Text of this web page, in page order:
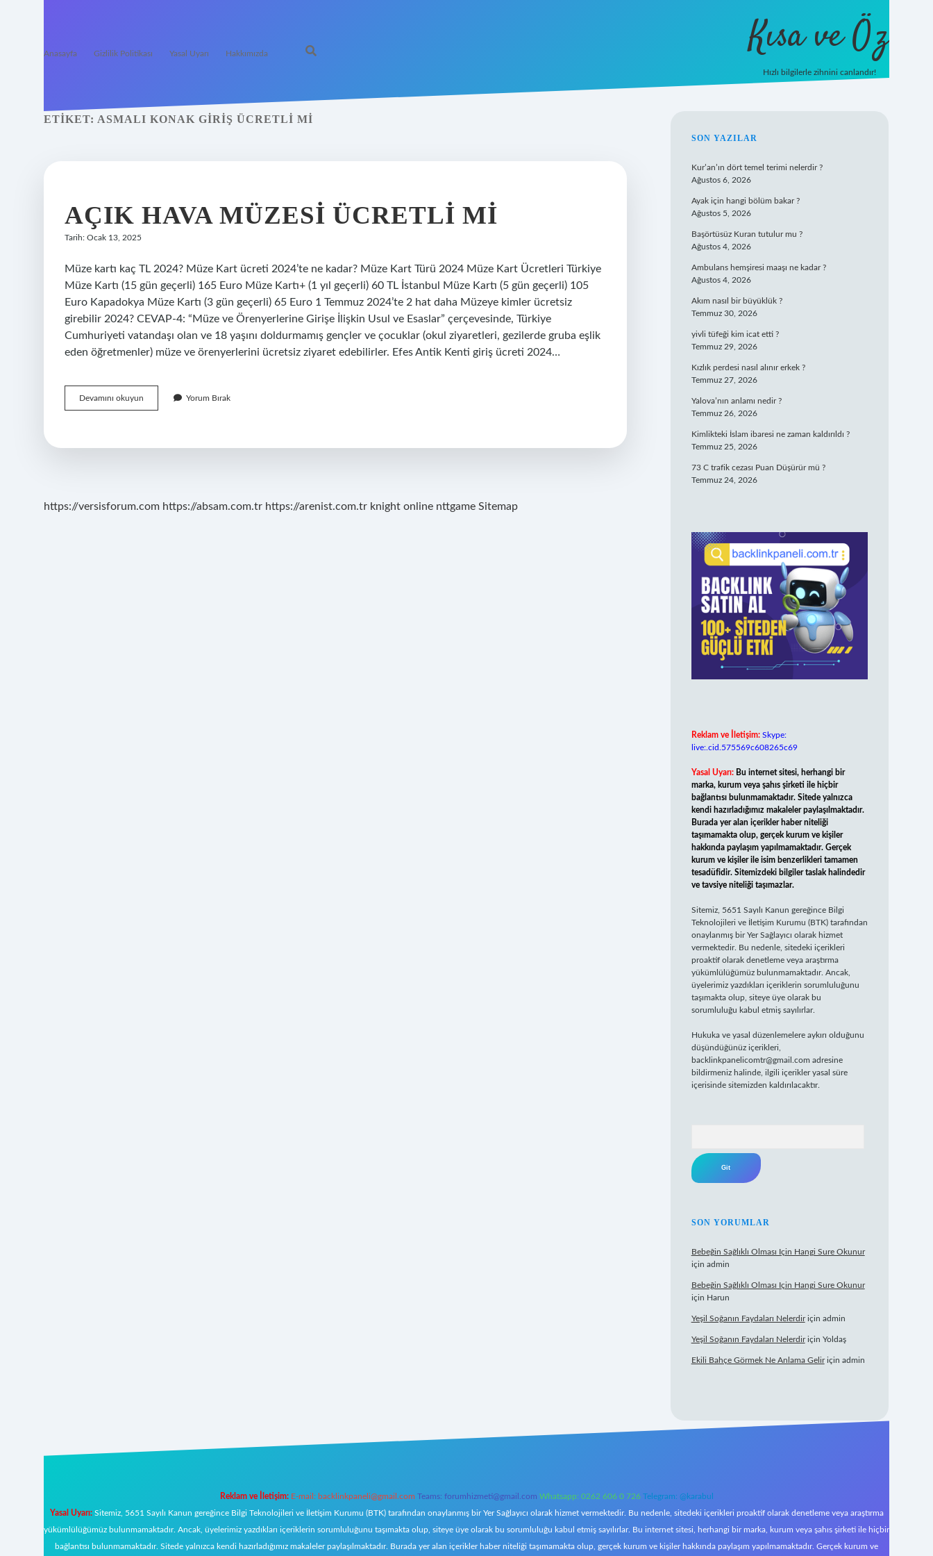
Anasayfa Gizlilik Politikası Yasal Uyarı Hakkımızda Kısa ve Öz
Hızlı bilgilerle zihnini canlandır!
ETIKET: ASMALI KONAK GIRIŞ ÜCRETLI MI
AÇIK HAVA MÜZESI ÜCRETLI MI
Tarih: Ocak 13, 2025
Müze kartı kaç TL 2024? Müze Kart ücreti 2024’te ne kadar? Müze Kart Türü 2024 Müze Kart Ücretleri Türkiye
Müze Kartı (15 gün geçerli) 165 Euro Müze Kartı+ (1 yıl geçerli) 60 TL İstanbul Müze Kartı (5 gün geçerli) 105
Euro Kapadokya Müze Kartı (3 gün geçerli) 65 Euro 1 Temmuz 2024’te 2 hat daha Müzeye kimler ücretsiz
girebilir 2024? CEVAP-4: “Müze ve Örenyerlerine Girişe İlişkin Usul ve Esaslar” çerçevesinde, Türkiye
Cumhuriyeti vatandaşı olan ve 18 yaşını doldurmamış gençler ve çocuklar (okul ziyaretleri, gezilerde gruba eşlik
eden öğretmenler) müze ve örenyerlerini ücretsiz ziyaret edebilirler. Efes Antik Kenti giriş ücreti 2024…
Devamını okuyun
Hava
Mi
Yorum Bırak
https://versisforum.com https://absam.com.tr https://arenist.com.tr knight online nttgame Sitemap
SIDEBAR
SON YAZILAR
Kur’an’ın dört temel terimi nelerdir ?
Ağustos 6, 2026
Ayak için hangi bölüm bakar ?
Ağustos 5, 2026
Başörtüsüz Kuran tutulur mu ?
Ağustos 4, 2026
Ambulans hemşiresi maaşı ne kadar ?
Ağustos 4, 2026
Akım nasıl bir büyüklük ?
Temmuz 30, 2026
yivli tüfeği kim icat etti ?
Temmuz 29, 2026
Kızlık perdesi nasıl alınır erkek ?
Temmuz 27, 2026
Yalova’nın anlamı nedir ?
Temmuz 26, 2026
Kimlikteki İslam ibaresi ne zaman kaldırıldı ?
Temmuz 25, 2026
73 C trafik cezası Puan Düşürür mü ?
Temmuz 24, 2026
Reklam ve İletişim: Skype:
live:.cid.575569c608265c69
Yasal Uyarı: Bu internet sitesi, herhangi bir
marka, kurum veya şahıs şirketi ile hiçbir
bağlantısı bulunmamaktadır. Sitede yalnızca
kendi hazırladığımız makaleler paylaşılmaktadır.
Burada yer alan içerikler haber niteliği
taşımamakta olup, gerçek kurum ve kişiler
hakkında paylaşım yapılmamaktadır. Gerçek
kurum ve kişiler ile isim benzerlikleri tamamen
tesadüfidir. Sitemizdeki bilgiler taslak halindedir
ve tavsiye niteliği taşımazlar.
Sitemiz, 5651 Sayılı Kanun gereğince Bilgi
Teknolojileri ve İletişim Kurumu (BTK) tarafından
onaylanmış bir Yer Sağlayıcı olarak hizmet
vermektedir. Bu nedenle, sitedeki içerikleri
proaktif olarak denetleme veya araştırma
yükümlülüğümüz bulunmamaktadır. Ancak,
üyelerimiz yazdıkları içeriklerin sorumluluğunu
taşımakta olup, siteye üye olarak bu
sorumluluğu kabul etmiş sayılırlar.
Hukuka ve yasal düzenlemelere aykırı olduğunu
düşündüğünüz içerikleri,
backlinkpanelicomtr@gmail.com adresine
bildirmeniz halinde, ilgili içerikler yasal süre
içerisinde sitemizden kaldırılacaktır.
SON YORUMLAR
Bebeğin Sağlıklı Olması Için Hangi Sure Okunur
için admin
Bebeğin Sağlıklı Olması Için Hangi Sure Okunur
için Harun
Yeşil Soğanın Faydaları Nelerdiriçin admin
Yeşil Soğanın Faydaları Nelerdiriçin Yoldaş
Ekili Bahçe Görmek Ne Anlama Geliriçin admin
Reklam ve İletişim: E-mail: backlinkpaneli@gmail.com Teams: forumhizmeti@gmail.com Whatsapp: 0262 606 0 726 Telegram: @karabul
Yasal Uyarı:Sitemiz, 5651 Sayılı Kanun gereğince Bilgi Teknolojileri ve İletişim Kurumu (BTK) tarafından onaylanmış bir Yer Sağlayıcı olarak hizmet vermektedir. Bu nedenle, sitedeki içerikleri proaktif olarak denetleme veya araştırma
yükümlülüğümüz bulunmamaktadır. Ancak, üyelerimiz yazdıkları içeriklerin sorumluluğunu taşımakta olup, siteye üye olarak bu sorumluluğu kabul etmiş sayılırlar. Bu internet sitesi, herhangi bir marka, kurum veya şahıs şirketi ile hiçbir
bağlantısı bulunmamaktadır. Sitede yalnızca kendi hazırladığımız makaleler paylaşılmaktadır. Burada yer alan içerikler haber niteliği taşımamakta olup, gerçek kurum ve kişiler hakkında paylaşım yapılmamaktadır. Gerçek kurum ve